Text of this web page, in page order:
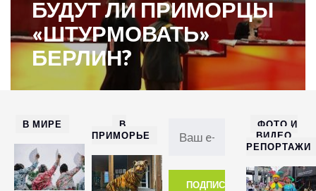
БУДУТ ЛИ ПРИМОРЦЫ
«ШТУРМОВАТЬ»
БЕРЛИН?
В МИРЕ
В
ПРИМОРЬЕ
ФОТО И
ВИДЕО
РЕПОРТАЖИ